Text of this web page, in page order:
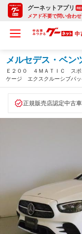
グーネットアプリ
メアド不要で問い合わ
メルセデス・ベン
Ｅ２００ ４ＭＡＴＩＣ スポ
ケージ エクスクルーシブパ
ート トランクスルー フロ
正規販売店認定中古車